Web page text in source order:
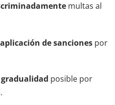
multas al
de sanciones por
posible por